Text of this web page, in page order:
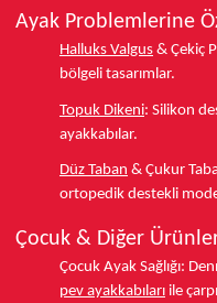
Ayak Problemlerine
Halluks Valgus & Çekiç
bölgeli tasarımlar.
Topuk Dikeni: Silikon
ayakkabılar.
Düz Taban & Çukur
ortopedik destekli
Çocuk & Diğer
Çocuk Ayak Sağlığı:
pev ayakkabıları ile